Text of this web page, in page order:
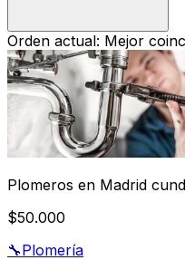
Orden actual: Mejor
Plomeros en Madrid
$50.000
🔧Plomería